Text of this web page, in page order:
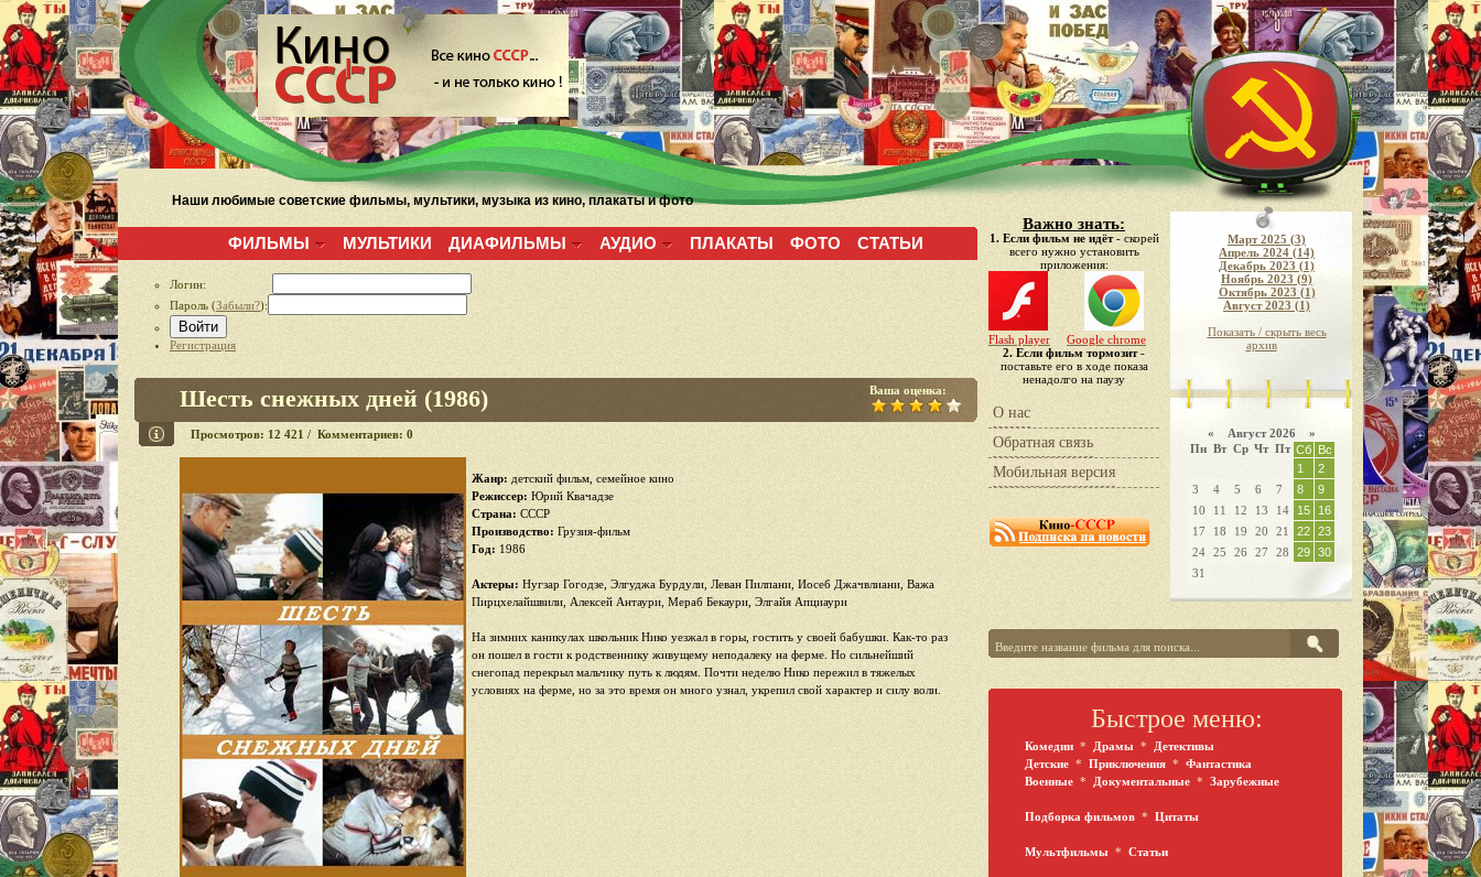
Наши любимые советские фильмы, мультики, музыка из кино, плакаты и фото
ФИЛЬМЫ МУЛЬТИКИ ДИАФИЛЬМЫ АУДИО ПЛАКАТЫ ФОТО СТАТЬИ
Логин:
Пароль (Забыли?):
Войти
Регистрация
Шесть снежных дней (1986) Ваша оценка:
Просмотров: 12 421 / Комментариев: 0
Жанр: детский фильм, семейное кино
Режиссер: Юрий Квачадзе
Страна: СССР
Производство: Грузия-фильм
Год: 1986
Актеры: Нугзар Гогодзе, Элгуджа Бурдули, Леван Пилпани, Иосеб Джачвлиани, Важа
Пирцхелайшвили, Алексей Антаури, Мераб Бекаури, Элгайя Апциаури
На зимних каникулах школьник Нико уезжал в горы, гостить у своей бабушки. Как-то раз
он пошел в гости к родственнику живущему неподалеку на ферме. Но сильнейший
снегопад перекрыл мальчику путь к людям. Почти неделю Нико пережил в тяжелых
условиях на ферме, но за это время он много узнал, укрепил свой характер и силу воли.
Важно знать:
1. Если фильм не идёт- скорей
всего нужно установить
приложения:
Flash player
Google chrome
2. Если фильм тормозит-
поставьте его в ходе показа
ненадолго на паузу
О нас
Обратная связь
Мобильная версия
Март 2025 (3)
Апрель 2024 (14)
Декабрь 2023 (1)
Ноябрь 2023 (9)
Октябрь 2023 (1)
Август 2023 (1)
Показать / скрыть весь
архив
« Август 2026 »
Пн Вт Ср Чт Пт Сб Вс
1
2
3
4 5 6 7 8
9
10
11 12 13 14 15
16
17
18 19 20 21 22 23
24 25 26 27 28 29 30
31
Быстрое меню:
Комедии * Драмы *
Детективы
Детские * Приключения * Фантастика
Военные * Документальные * Зарубежные
Подборка фильмов * Цитаты
Мультфильмы * Статьи